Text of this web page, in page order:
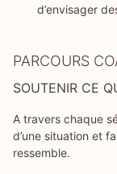
d’envisager
PARCOURS
SOUTENIR CE
A travers chaque
d’une situation et
ressemble.